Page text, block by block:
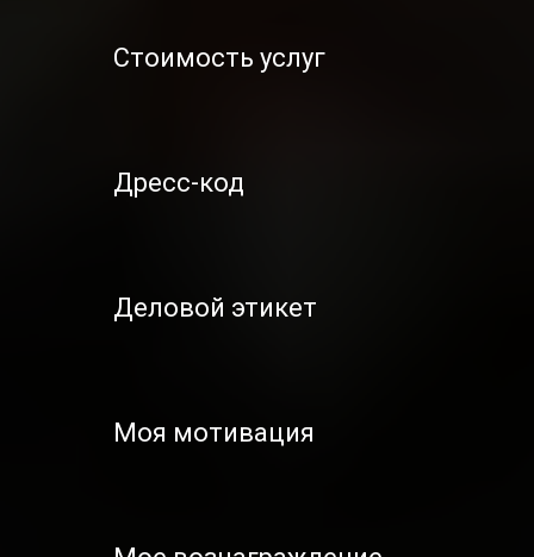
Стоимость услуг
Дресс-код
Деловой этикет
Моя мотивация